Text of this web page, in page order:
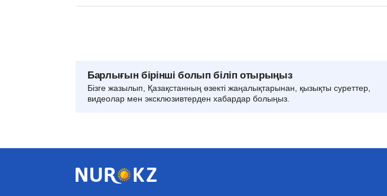
Барлығын бірінші болып біліп отырыңыз
Бізге жазылып, Қазақстанның өзекті жаңалықтарынан, қызықты суреттер,
видеолар мен эксклюзивтерден хабардар болыңыз.